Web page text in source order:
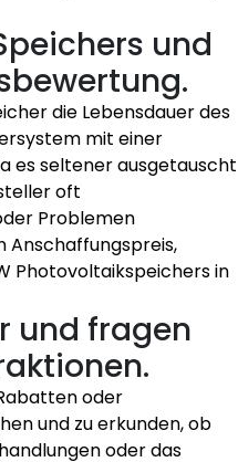
und
die Lebensdauer des
mit einer
es seltener ausgetauscht
oft
Problemen
Anschaffungspreis,
Photovoltaikspeichers in
und fragen
oder
und zu erkunden, ob
oder das